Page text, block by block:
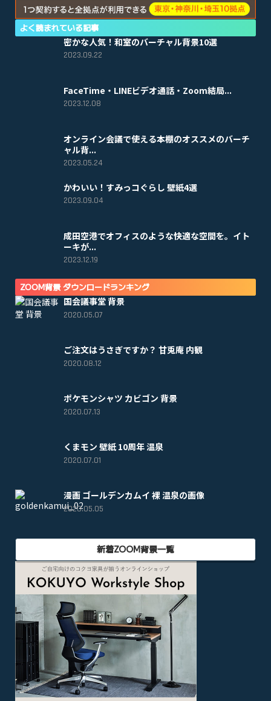
よく読まれている記事
密かな人気！和室のバーチャル背景10選
2023.09.22
FaceTime・LINEビデオ通話・Zoom結局...
2023.12.08
オンライン会議で使える本棚のオススメのバーチ
ャル背...
2023.05.24
かわいい！すみっコぐらし 壁紙4選
2023.09.04
成田空港でオフィスのような快適な空間を。イト
ーキが...
2023.12.19
ZOOM背景 ダウンロードランキング
国会議事堂 背景
2020.05.07
ご注文はうさぎですか？ 甘兎庵 内観
2020.08.12
ポケモンシャツ カビゴン 背景
2020.07.13
くまモン 壁紙 10周年 温泉
2020.07.01
漫画 ゴールデンカムイ 裸 温泉の画像
2020.05.05
新着ZOOM背景一覧